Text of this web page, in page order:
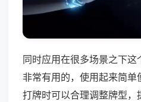
同时应用在很多场景之下
非常有用的，使用起来简
打牌时可以合理调整牌型，